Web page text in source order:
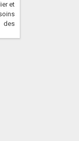
et